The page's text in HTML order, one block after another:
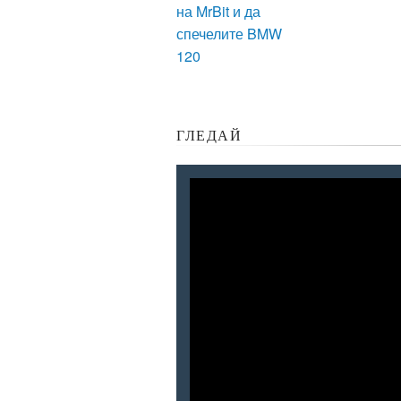
на MrBit и да
спечелите BMW
120
ГЛЕДАЙ